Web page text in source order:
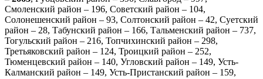
Смоленский район – 196, Советский район – 104,
Солонешенский район – 93, Солтонский район – 42, Суетский
район – 28, Табунский район – 166, Тальменский район – 737,
Тогульский район – 216, Топчихинский район – 298,
Третьяковский район – 124, Троицкий район – 252,
Тюменцевский район – 140, Угловский район – 149, Усть-
Калманский район – 149, Усть-Пристанский район – 159,